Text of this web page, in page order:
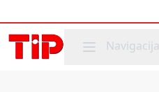
Mobile menu
Navigacija